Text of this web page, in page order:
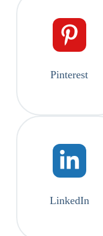
Pinterest
LinkedIn